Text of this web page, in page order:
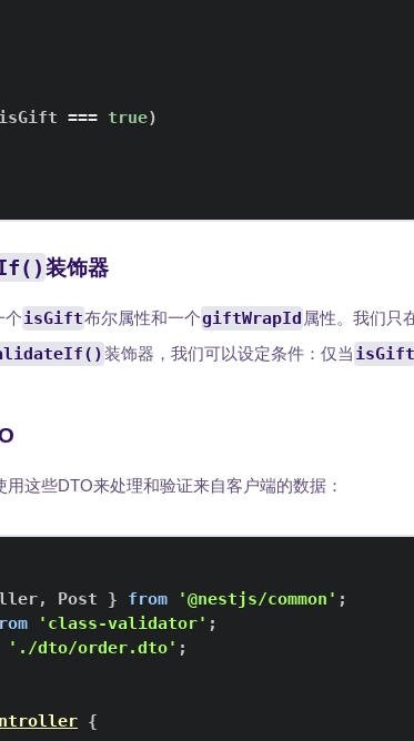
isGift === true)
装饰器
个isGift布尔属性和一个giftWrapId 属性。我们只
装饰器，我们可以设定条件：仅当 isGift
这些DTO来处理和验证来自客户端的数据：
, Post } from '@nestjs/common' ;
'class-validator' ;
'./dto/order.dto' ;
{